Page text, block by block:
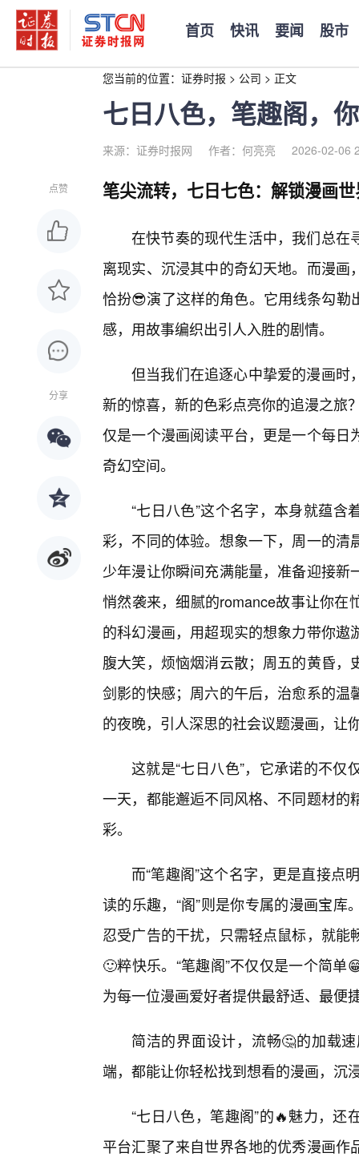
首页 快讯 要闻 股市
您当前的位置： 证券时报 > 公司 > 正文
七日八色，笔趣阁，
来源：证券时报网 作者：何亮亮 2026-02-06
点赞
分享
笔尖流转，七日七色：解锁漫画
在快节奏的现代生活中，我们总在
离现实、沉浸其中的奇幻天地。而漫
恰扮😎演了这样的角色。它用线条勾
感，用故事编织出引人入胜的剧情。
但当我们在追逐心中挚爱的漫画时
新的惊喜，新的色彩点亮你的追漫之旅
仅是一个漫画阅读平台，更是一个每
奇幻空间。
“七日八色”这个名字，本身就蕴
彩，不同的体验。想象一下，周一的
少年漫让你瞬间充满能量，准备迎接
悄然袭来，细腻的romance故事让你在
的科幻漫画，用超现实的想象力带你
腹大笑，烦恼烟消云散；周五的黄昏
剑影的快感；周六的午后，治愈系的
的夜晚，引人深思的社会议题漫画，让
这就是“七日八色”，它承诺的不
一天，都能邂逅不同风格、不同题材
彩。
而“笔趣阁”这个名字，更是直接点
读的乐趣，“阁”则是你专属的漫画宝
忍受广告的干扰，只需轻点鼠标，就
🙂粹快乐。“笔趣阁”不仅仅是一个简
为每一位漫画爱好者提供最舒适、最便
简洁的界面设计，流畅🤔的加载
端，都能让你轻松找到想看的漫画，沉
“七日八色，笔趣阁”的🔥魅力，
平台汇聚了来自世界各地的优秀漫画